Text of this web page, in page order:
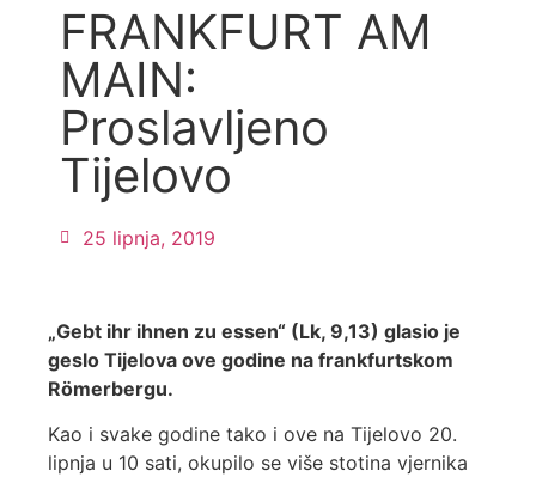
FRANKFURT AM
MAIN:
Proslavljeno
Tijelovo
25 lipnja, 2019
„Gebt ihr ihnen zu essen“ (Lk, 9,13) glasio je
geslo Tijelova ove godine na frankfurtskom
Römerbergu.
Kao i svake godine tako i ove na Tijelovo 20.
lipnja u 10 sati, okupilo se više stotina vjernika